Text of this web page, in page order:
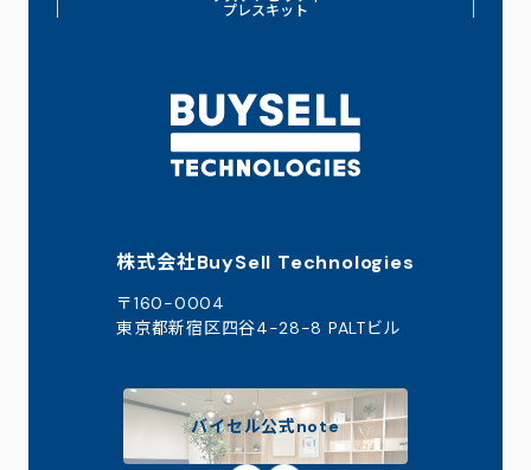
株式会社BuySell Technologies
〒160-0004
東京都新宿区四谷4-28-8 PALTビル
バイセル公式note
プレスキット